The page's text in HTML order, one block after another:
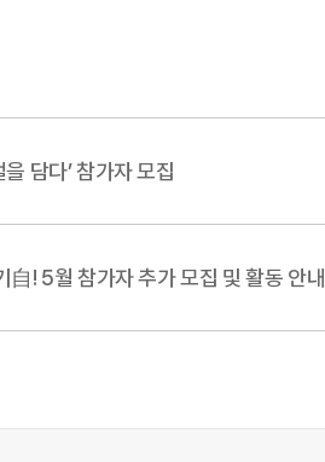
담다’ 참가자 모집
自! 5월 참가자 추가 모집 및 활동 안내